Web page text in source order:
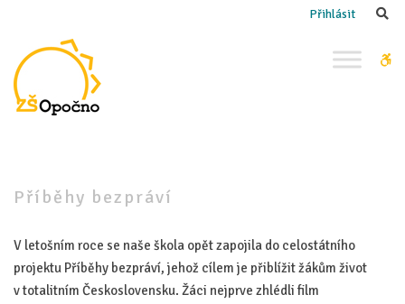
bezpráví
Přihlásit
Příběhy bezpráví
V letošním roce se naše škola opět zapojila do celostátního
projektu Příběhy bezpráví, jehož cílem je přiblížit žákům život
v totalitním Československu. Žáci nejprve zhlédli film